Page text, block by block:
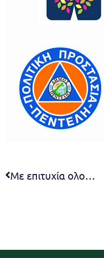
Με επιτυχία ολοκληρώθηκε η διεξαγωγή Rapid Test ανίχνευσης Covid-19 στο Δήμο Πεντέλης